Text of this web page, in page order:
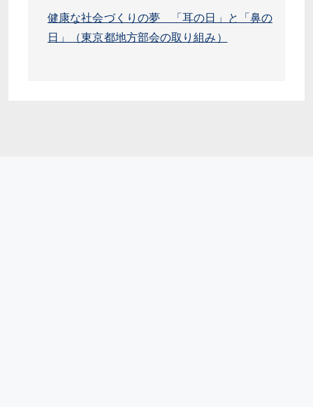
健康な社会づくりの夢 「耳の日」と「鼻の
日」（東京都地方部会の取り組み）